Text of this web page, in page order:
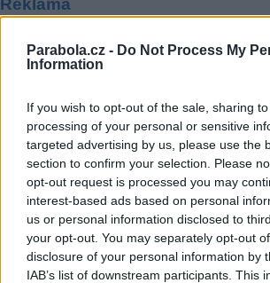
Parabola.cz - Do Not Process My
Information
If you wish to opt-out of the sale, sharing
processing of your personal or sensitive
targeted advertising by us, please use the
section to confirm your selection. Please
opt-out request is processed you may
interest-based ads based on personal
us or personal information disclosed to
your opt-out. You may separately opt-out
disclosure of your personal information by
IAB’s list of downstream participants. This
Reklama
Pracovní nabídky
07.08.2026 - Bosch Powertrain s.r.o. Jihlava
48.400 Kč • náborový bonus 50.000 Kč •
okres Jihlava)
07.08.2026 -Specialista pro elektronická
Klementa 869, Mladá Boleslav II)
06.08.2026 -Bosch Powertrain s.r.o. Jihlava
Kč • náborový bonus 50.000 Kč • příspěvek
06.08.2026 -
Bosch Powertrain s.r.o. •
týdenní zálohy na mzdu 2.000 Kč (Jihlava,
... další nabídky zaměstnání